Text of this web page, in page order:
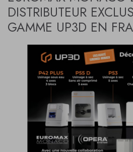
DISTRIBUTEUR
GAMME UP3D EN